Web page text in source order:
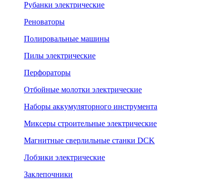
Рубанки электрические
Реноваторы
Полировальные машины
Пилы электрические
Перфораторы
Отбойные молотки электрические
Наборы аккумуляторного инструмента
Миксеры строительные электрические
Магнитные сверлильные станки DCK
Лобзики электрические
Заклепочники